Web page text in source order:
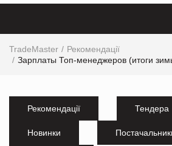
TradeMaster
Рекомендації
Зарплаты Топ-менеджеров (итоги
Рекомендації Тендера
Новинки